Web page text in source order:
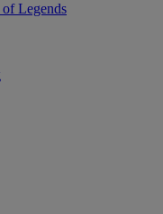
Legends